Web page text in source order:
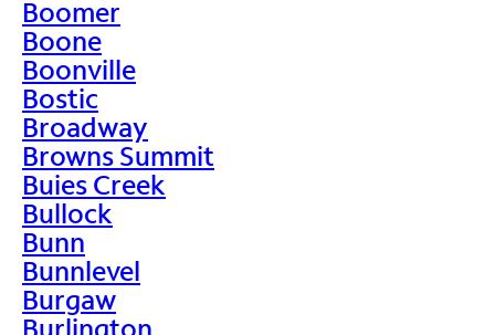
Boomer
Boone
Boonville
Bostic
Broadway
Browns Summit
Buies Creek
Bullock
Bunn
Bunnlevel
Burgaw
Burlington